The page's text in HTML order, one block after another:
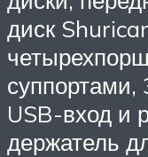
диск
USB-вход и
держатель